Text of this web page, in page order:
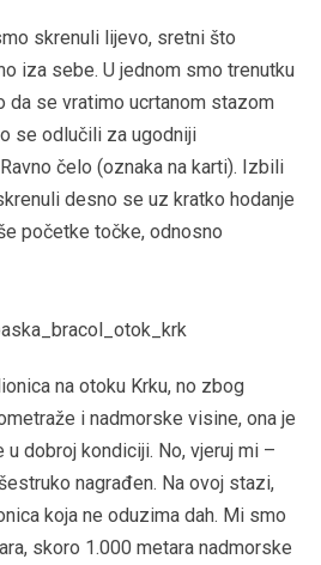
skrenuli lijevo, sretni što
iza sebe. U jednom smo trenutku
da se vratimo ucrtanom stazom
se odlučili za ugodniji
čelo (oznaka na karti). Izbili
desno se uz kratko hodanje
početke točke, odnosno
na otoku Krku, no zbog
i nadmorske visine, ona je
u dobroj kondiciji. No, vjeruj mi –
nagrađen. Na ovoj stazi,
koja ne oduzima dah. Mi smo
skoro 1.000 metara nadmorske